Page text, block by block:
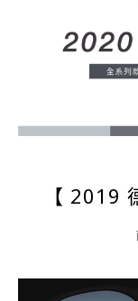
【 2019